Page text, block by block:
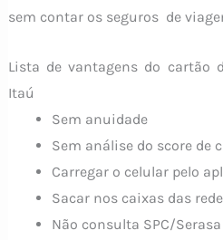
sem contar os seguros de
Lista de vantagens do cartão
Itaú
Sem anuidade
Sem análise do score de
Carregar o celular pelo
Sacar nos caixas das
Não consulta SPC/Serasa